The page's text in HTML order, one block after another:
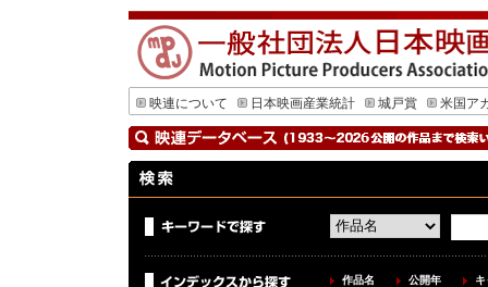
映連について 日本映画産業統計 城戸賞 米国ア
作品名 公開年